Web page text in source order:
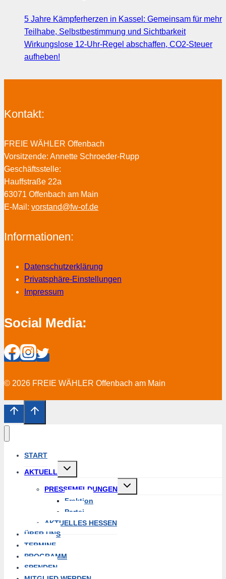
5 Jahre Kämpferherzen in Kassel: Gemeinsam für mehr
Teilhabe, Selbstbestimmung und Sichtbarkeit
Wirkungslose 12-Uhr-Regel abschaffen, CO2-Steuer
aufheben!
Kontakt:
FREIE WÄHLER Offenbach
Vorsitzende: Annette Schroeder-Rupp
Geschäftsstelle:
Hauffstraße 22a
63071 Offenbach am Main
E-Mail: vorstand@fw-of.de
Informationen:
Datenschutzerklärung
Privatsphäre-Einstellungen
Impressum
Social Media:
© 2026 FREIE WÄHLER Offenbach am Main
START
AKTUELL
Untermenü
PRESSEMELDUNGEN
Untermenü
Fraktion
Partei
AKTUELLES HESSEN
ÜBER UNS
TERMINE
PROGRAMM
SPENDEN